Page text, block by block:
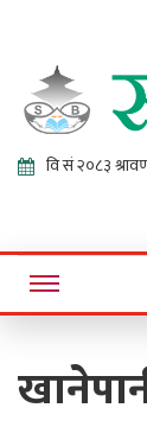
Online News Portal